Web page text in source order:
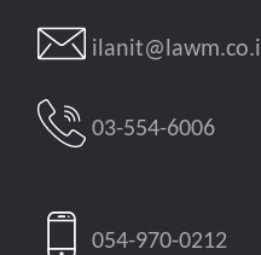
ilanit@lawm.co.il
03-554-6006
054-970-0212